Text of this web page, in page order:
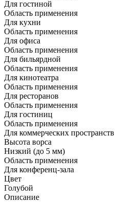
Для гостиной
Область применения
Для кухни
Область применения
Для офиса
Область применения
Для бильярдной
Область применения
Для кинотеатра
Область применения
Для ресторанов
Область применения
Для гостиниц
Область применения
Для коммерческих пространств
Высота ворса
Низкий (до 5 мм)
Область применения
Для конференц-зала
Цвет
Голубой
Описание